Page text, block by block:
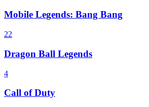
Mobile Legends: Bang Bang
22
Dragon Ball Legends
4
Call of Duty